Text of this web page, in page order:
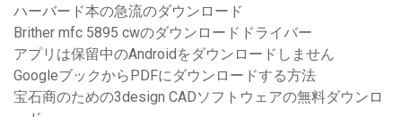
ハーバード本の急流のダウンロード
Brither mfc 5895 cwのダウンロードドライバー
アプリは保留中のAndroidをダウンロードしません
GoogleブックからPDFにダウンロードする方法
宝石商のための3design CADソフトウェアの無料ダウンロ